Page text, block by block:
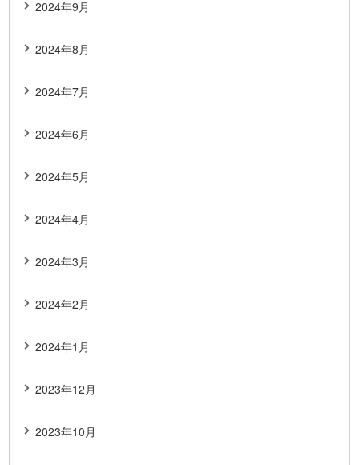
2024年9月
2024年8月
2024年7月
2024年6月
2024年5月
2024年4月
2024年3月
2024年2月
2024年1月
2023年12月
2023年10月